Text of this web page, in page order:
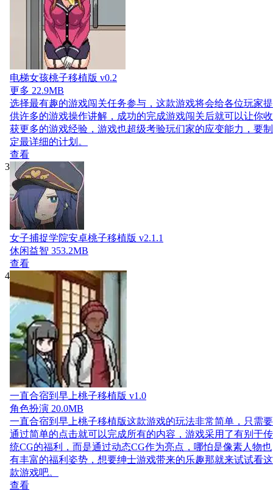
电梯女孩桃子移植版 v0.2
更多 22.9MB
选择最有趣的游戏闯关任务参与，这款游戏将会给各位玩家提
供许多的游戏操作讲解，成功的完成游戏闯关后就可以让你收
获更多的游戏经验，游戏也超级考验玩们家的应变能力，要制
定最详细的计划。
查看
3
女子捕捉学院安卓桃子移植版 v2.1.1
休闲益智 353.2MB
查看
4
一直合宿到早上桃子移植版 v1.0
角色扮演 20.0MB
一直合宿到早上桃子移植版这款游戏的玩法非常简单，只需要
通过简单的点击就可以完成所有的内容，游戏采用了有别于传
统CG的福利，而是通过动态CG作为亮点，哪怕是像素人物也
有丰富的福利姿势，想要绅士游戏带来的乐趣那就来试试看这
款游戏吧。
查看